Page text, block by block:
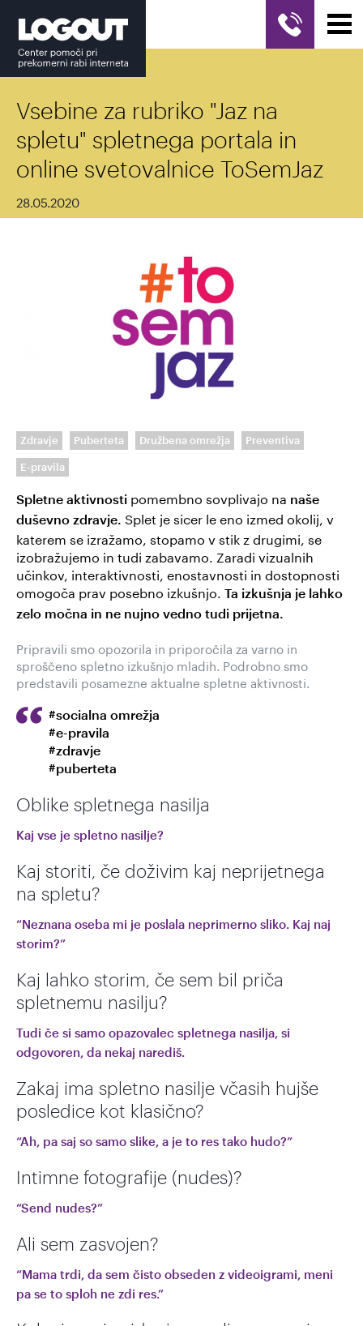
Vsebine za rubriko "Jaz na
spletu" spletnega portala in
online svetovalnice ToSemJaz
28.05.2020
Zdravje Puberteta Družbena omrežja Preventiva
E-pravila
Spletne aktivnosti pomembno sovplivajo na naše
duševno zdravje. Splet je sicer le eno izmed okolij, v
katerem se izražamo, stopamo v stik z drugimi, se
izobražujemo in tudi zabavamo. Zaradi vizualnih
učinkov, interaktivnosti, enostavnosti in dostopnosti
omogoča prav posebno izkušnjo. Ta izkušnja je lahko
zelo močna in ne nujno vedno tudi prijetna.
Pripravili smo opozorila in priporočila za varno in
sproščeno spletno izkušnjo mladih. Podrobno smo
predstavili posamezne aktualne spletne aktivnosti.
#socialna omrežja
#e-pravila
#zdravje
#puberteta
Oblike spletnega nasilja
Kaj vse je spletno nasilje?
Kaj storiti, če doživim kaj neprijetnega
na spletu?
“Neznana oseba mi je poslala neprimerno sliko. Kaj naj
storim?”
Kaj lahko storim, če sem bil priča
spletnemu nasilju?
Tudi če si samo opazovalec spletnega nasilja, si
odgovoren, da nekaj narediš.
Zakaj ima spletno nasilje včasih hujše
posledice kot klasično?
“Ah, pa saj so samo slike, a je to res tako hudo?”
Intimne fotografije (nudes)?
“Send nudes?”
Ali sem zasvojen?
“Mama trdi, da sem čisto obseden z videoigrami, meni
pa se to sploh ne zdi res.”